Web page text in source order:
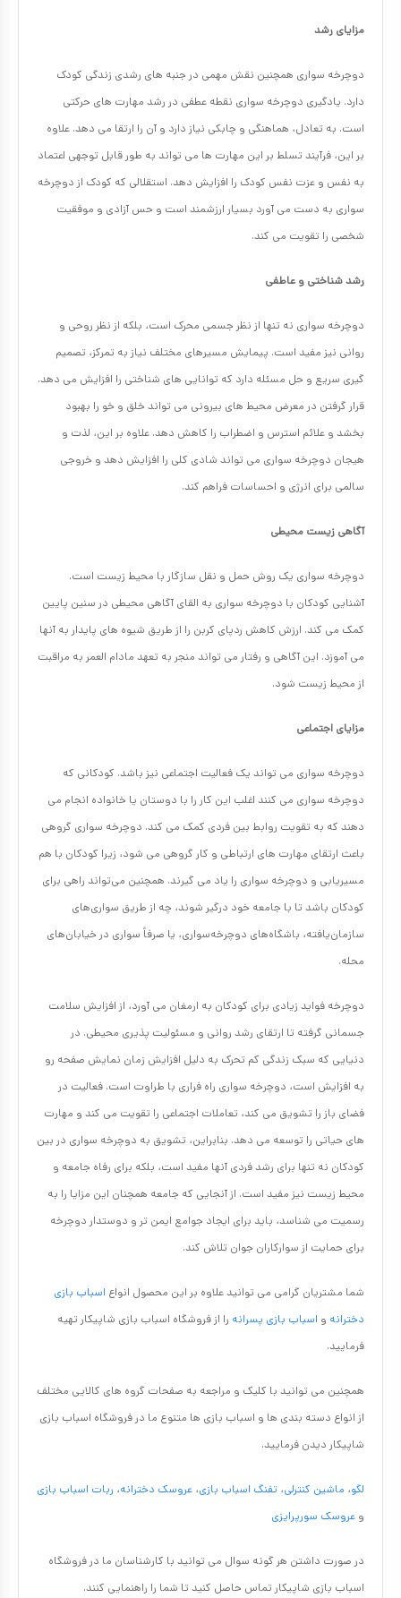
مزایای رشد
دوچرخه سواری همچنین نقش مهمی در جنبه های رشدی زندگی کودک
دارد. یادگیری دوچرخه سواری نقطه عطفی در رشد مهارت های حرکتی
است. به تعادل، هماهنگی و چابکی نیاز دارد و آن را ارتقا می دهد. علاوه
بر این، فرآیند تسلط بر این مهارت ها می تواند به طور قابل توجهی اعتماد
به نفس و عزت نفس کودک را افزایش دهد. استقلالی که کودک از دوچرخه
سواری به دست می آورد بسیار ارزشمند است و حس آزادی و موفقیت
شخصی را تقویت می کند.
رشد شناختی و عاطفی
دوچرخه سواری نه تنها از نظر جسمی محرک است، بلکه از نظر روحی و
روانی نیز مفید است. پیمایش مسیرهای مختلف نیاز به تمرکز، تصمیم
گیری سریع و حل مسئله دارد که توانایی های شناختی را افزایش می دهد.
قرار گرفتن در معرض محیط های بیرونی می تواند خلق و خو را بهبود
بخشد و علائم استرس و اضطراب را کاهش دهد. علاوه بر این، لذت و
هیجان دوچرخه سواری می تواند شادی کلی را افزایش دهد و خروجی
سالمی برای انرژی و احساسات فراهم کند.
آگاهی زیست محیطی
دوچرخه سواری یک روش حمل و نقل سازگار با محیط زیست است.
آشنایی کودکان با دوچرخه سواری به القای آگاهی محیطی در سنین پایین
کمک می کند. ارزش کاهش ردپای کربن را از طریق شیوه های پایدار به آنها
می آموزد. این آگاهی و رفتار می تواند منجر به تعهد مادام العمر به مراقبت
از محیط زیست شود.
مزایای اجتماعی
دوچرخه سواری می تواند یک فعالیت اجتماعی نیز باشد. کودکانی که
دوچرخه سواری می کنند اغلب این کار را با دوستان یا خانواده انجام می
دهند که به تقویت روابط بین فردی کمک می کند. دوچرخه سواری گروهی
باعث ارتقای مهارت های ارتباطی و کار گروهی می شود، زیرا کودکان با هم
مسیریابی و دوچرخه سواری را یاد می گیرند. همچنین می‌تواند راهی برای
کودکان باشد تا با جامعه خود درگیر شوند، چه از طریق سواری‌های
سازمان‌یافته، باشگاه‌های دوچرخه‌سواری، یا صرفاً سواری در خیابان‌های
محله.
دوچرخه فواید زیادی برای کودکان به ارمغان می آورد، از افزایش سلامت
جسمانی گرفته تا ارتقای رشد روانی و مسئولیت پذیری محیطی. در
دنیایی که سبک زندگی کم تحرک به دلیل افزایش زمان نمایش صفحه رو
به افزایش است، دوچرخه سواری راه فراری با طراوت است. فعالیت در
فضای باز را تشویق می کند، تعاملات اجتماعی را تقویت می کند و مهارت
های حیاتی را توسعه می دهد. بنابراین، تشویق به دوچرخه سواری در بین
کودکان نه تنها برای رشد فردی آنها مفید است، بلکه برای رفاه جامعه و
محیط زیست نیز مفید است. از آنجایی که جامعه همچنان این مزایا را به
رسمیت می شناسد، باید برای ایجاد جوامع ایمن تر و دوستدار دوچرخه
برای حمایت از سوارکاران جوان تلاش کند.
شما مشتریان گرامی می توانید علاوه بر این محصول انواع اسباب بازی
دخترانه و اسباب بازی پسرانه را از فروشگاه اسباب بازی شاپیکار تهیه
فرمایید.
همچنین می توانید با کلیک و مراجعه به صفحات گروه های کالایی مختلف
از انواع دسته بندی ها و اسباب بازی ها متنوع ما در فروشگاه اسباب بازی
شاپیکار دیدن فرمایید.
لگو، ماشین کنترلی، تفنگ اسباب بازی، عروسک دخترانه، ربات اسباب بازی
و عروسک سورپرایزی
در صورت داشتن هر گونه سوال می توانید با کارشناسان ما در فروشگاه
اسباب بازی شاپیکار تماس حاصل کنید تا شما را راهنمایی کنند.